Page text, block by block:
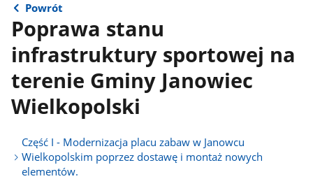
Powrót
Poprawa stanu
infrastruktury sportowej na
terenie Gminy Janowiec
Wielkopolski
Część I - Modernizacja placu zabaw w Janowcu
Wielkopolskim poprzez dostawę i montaż nowych
elementów.